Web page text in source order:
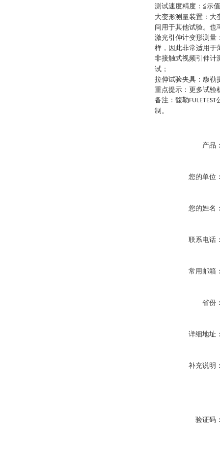
测试速度精度 ： ≦示
大变形测量装置 ： 大
间用于其他试验。也
激光引伸计变形测量
样，因此非常适用于
非接触式视频引伸计
试 ；
拉伸试验夹具 ： 馥勒
重点提示 ： 更多试验
备注：馥勒FULETEST
制。
产品
您的单位
您的姓名
联系电话
常用邮箱
省份
详细地址
补充说明
验证码